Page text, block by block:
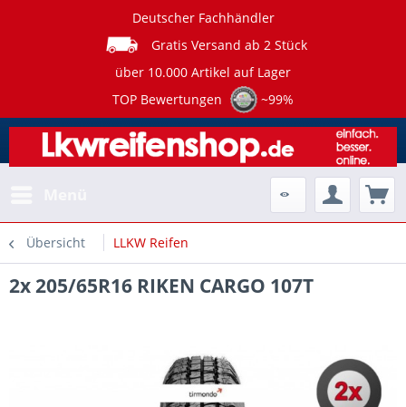
Deutscher Fachhändler
Gratis Versand ab 2 Stück
über 10.000 Artikel auf Lager
TOP Bewertungen
~99%
Übersicht LLKW Reifen
2x 205/65R16 RIKEN CARGO 107T